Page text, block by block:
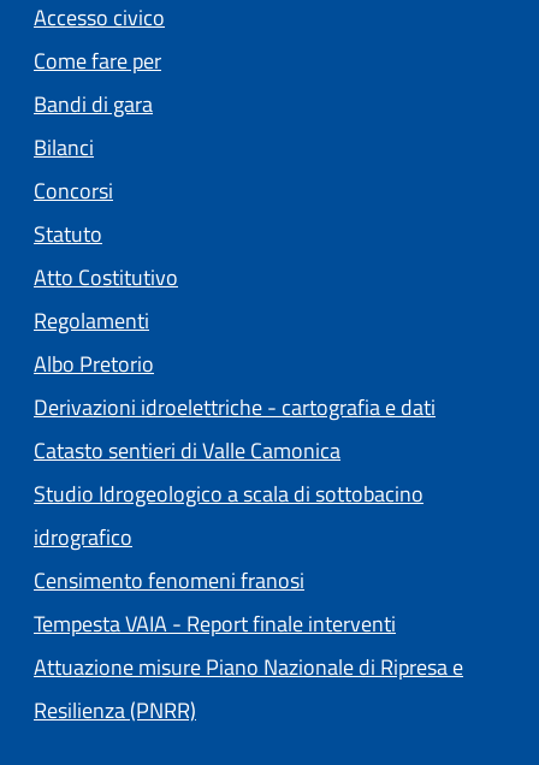
Accesso civico
Come fare per
Bandi di gara
Bilanci
Concorsi
Statuto
Atto Costitutivo
Regolamenti
Albo Pretorio
Derivazioni idroelettriche - cartografia e dati
Catasto sentieri di Valle Camonica
Studio Idrogeologico a scala di sottobacino
idrografico
Censimento fenomeni franosi
Tempesta VAIA - Report finale interventi
Attuazione misure Piano Nazionale di Ripresa e
Resilienza (PNRR)